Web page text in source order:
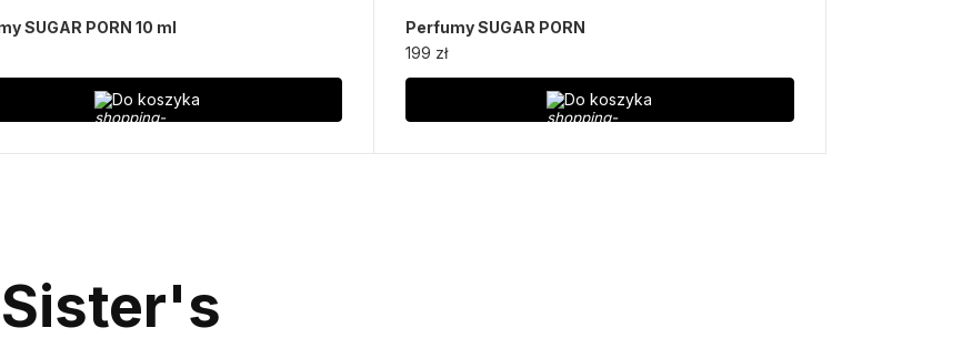
SUGAR PORN 10 ml
Do koszyka
Perfumy SUGAR PORN
199 zł
Do koszyka